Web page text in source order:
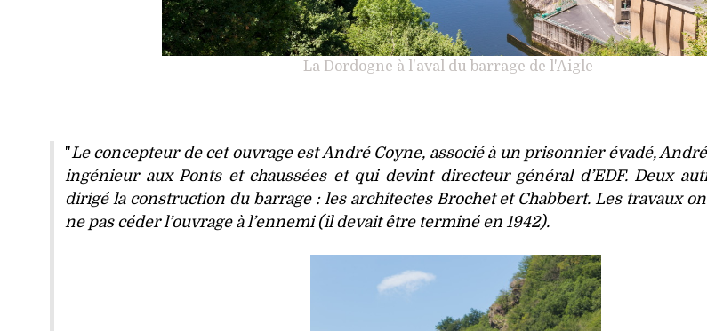
La Dordogne à l'aval du barrage de l'Aigle
"Le concepteur de cet ouvrage est André Coyne, associé à un prisonnier évadé,
ingénieur aux Ponts et chaussées et qui devint directeur général d’EDF. Deux
dirigé la construction du barrage : les architectes Brochet et Chabbert. Les travaux
ne pas céder l’ouvrage à l’ennemi (il devait être terminé en 1942).